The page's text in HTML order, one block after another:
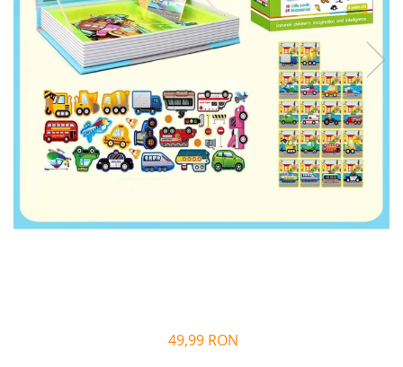
Alfabet si matematica
Jocuri de memorie si inteligenta
Seria Lectia de sanatate
Editura Litera
Editura Galaxia Copiilor
Colectia PIXI
Pisicile Războinice
Colectia Pia Papadia
Colectia Micul Paianjen Firicel
Marea carte
49,99 RON